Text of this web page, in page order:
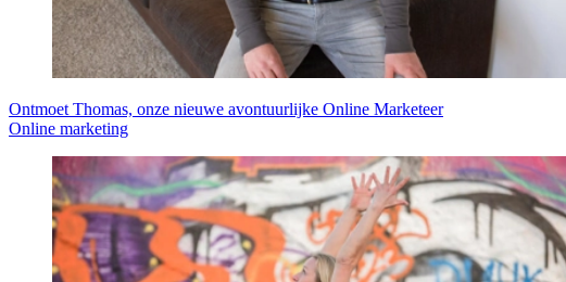
Ontmoet Thomas, onze nieuwe avontuurlijke Online Marketeer
Online marketing